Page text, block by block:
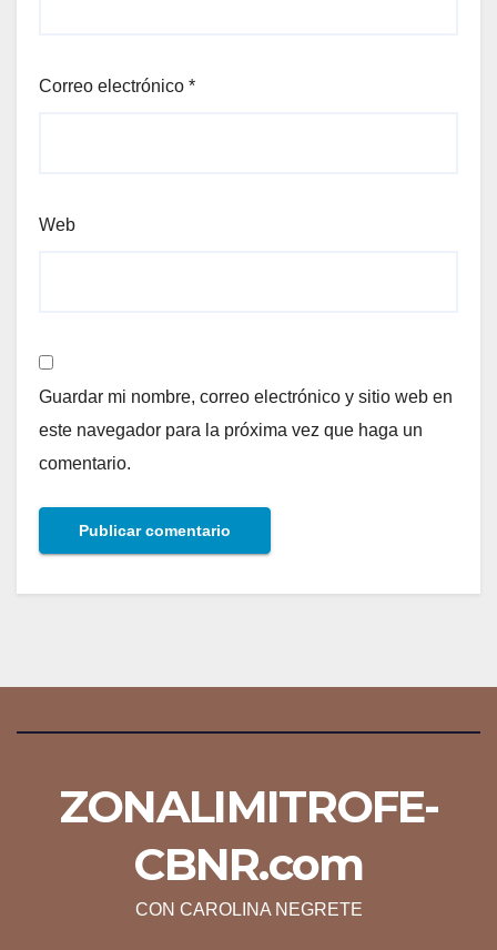
Correo electrónico *
Web
Guardar mi nombre, correo electrónico y sitio web en
este navegador para la próxima vez que haga un
comentario.
ZONALIMITROFE-
CBNR.com
CON CAROLINA NEGRETE